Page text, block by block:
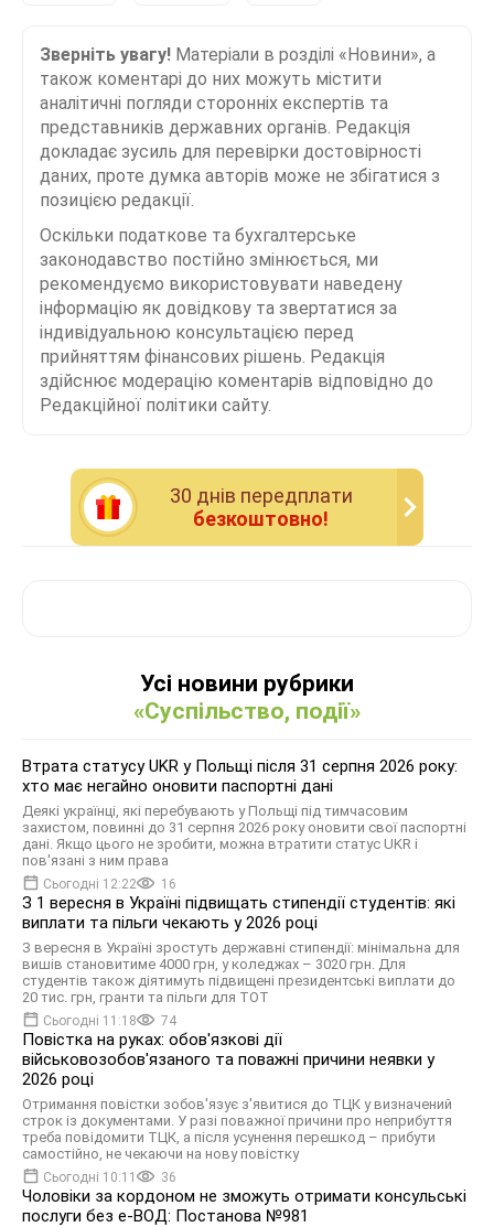
Зверніть увагу! Матеріали в розділі «Новини», а
також коментарі до них можуть містити
аналітичні погляди сторонніх експертів та
представників державних органів. Редакція
докладає зусиль для перевірки достовірності
даних, проте думка авторів може не збігатися з
позицією редакції.
Оскільки податкове та бухгалтерське
законодавство постійно змінюється, ми
рекомендуємо використовувати наведену
інформацію як довідкову та звертатися за
індивідуальною консультацією перед
прийняттям фінансових рішень. Редакція
здійснює модерацію коментарів відповідно до
Редакційної політики сайту.
30 днiв передплати
безкоштовно!
Усі новини рубрики
«Суспільство, події»
Втрата статусу UKR у Польщі після 31 серпня 2026 року:
хто має негайно оновити паспортні дані
Деякі українці, які перебувають у Польщі під тимчасовим
захистом, повинні до 31 серпня 2026 року оновити свої паспортні
дані. Якщо цього не зробити, можна втратити статус UKR і
пов'язані з ним права
Сьогодні 12:22 16
З 1 вересня в Україні підвищать стипендії студентів: які
виплати та пільги чекають у 2026 році
З вересня в Україні зростуть державні стипендії: мінімальна для
вишів становитиме 4000 грн, у коледжах – 3020 грн. Для
студентів також діятимуть підвищені президентські виплати до
20 тис. грн, гранти та пільги для ТОТ
Сьогодні 11:18 74
Повістка на руках: обов'язкові дії
військовозобов'язаного та поважні причини неявки у
2026 році
Отримання повістки зобов'язує з'явитися до ТЦК у визначений
строк із документами. У разі поважної причини про неприбуття
треба повідомити ТЦК, а після усунення перешкод – прибути
самостійно, не чекаючи на нову повістку
Сьогодні 10:11 36
Чоловіки за кордоном не зможуть отримати консульські
послуги без е-ВОД: Постанова №981